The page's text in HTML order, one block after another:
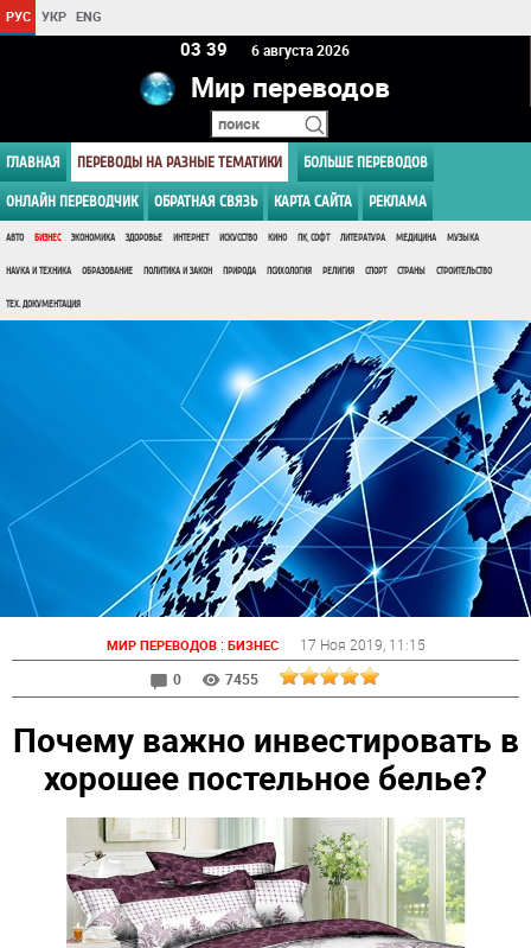
РУС УКР ENG
03:39 6 августа 2026
Мир переводов
ГЛАВНАЯ ПЕРЕВОДЫ НА РАЗНЫЕ ТЕМАТИКИ БОЛЬШЕ ПЕРЕВОДОВ
ОНЛАЙН ПЕРЕВОДЧИК ОБРАТНАЯ СВЯЗЬ КАРТА САЙТА РЕКЛАМА
АВТО БИЗНЕС ЭКОНОМИКА ЗДОРОВЬЕ ИНТЕРНЕТ ИСКУССТВО КИНО ПК, СОФТ ЛИТЕРАТУРА МЕДИЦИНА МУЗЫКА
НАУКА И ТЕХНИКА ОБРАЗОВАНИЕ ПОЛИТИКА И ЗАКОН ПРИРОДА ПСИХОЛОГИЯ РЕЛИГИЯ СПОРТ СТРАНЫ СТРОИТЕЛЬСТВО
ТЕХ. ДОКУМЕНТАЦИЯ
МИР ПЕРЕВОДОВ: БИЗНЕС 17 Ноя 2019 , 11:15
0
7455
Почему важно инвестировать в
хорошее постельное белье?